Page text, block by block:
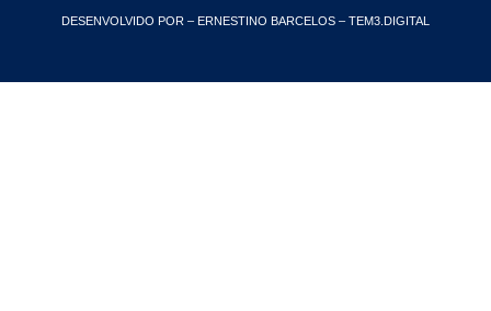
DESENVOLVIDO POR – ERNESTINO BARCELOS – TEM3.DIGITAL